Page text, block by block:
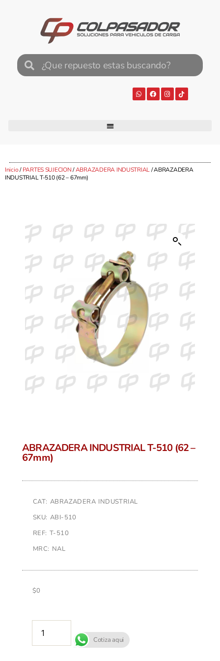
Inicio/PARTES SUJECION/ABRAZADERA INDUSTRIAL/ ABRAZADERA
INDUSTRIAL T-510 (62 – 67mm)
ABRAZADERA INDUSTRIAL T-510 (62 –
67mm)
CAT: ABRAZADERA INDUSTRIAL
SKU: ABI-510
REF: T-510
MRC: NAL
$0
Cotiza aqui